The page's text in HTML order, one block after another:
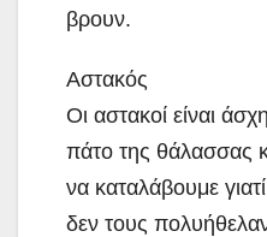
βρουν.
Αστακός
Οι αστακοί είναι
πάτο της θάλασσας
να καταλάβουμε
δεν τους